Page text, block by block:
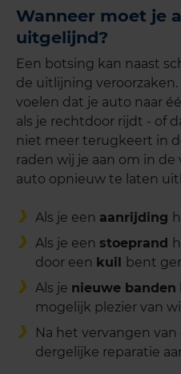
Wanneer moet je
uitgelijnd?
Een botsing kan naast
de uitlijning
voelen dat je auto naar
als je rechtdoor rijdt - of
niet meer terugkeert in
raden wij je aan om in
auto opnieuw te laten
Als je een aanrijding
Als je een stoeprand
door een kuil bent
Als je nieuwe banden
mogelijk plezier van
Na het vervangen van
dergelijke reparatie